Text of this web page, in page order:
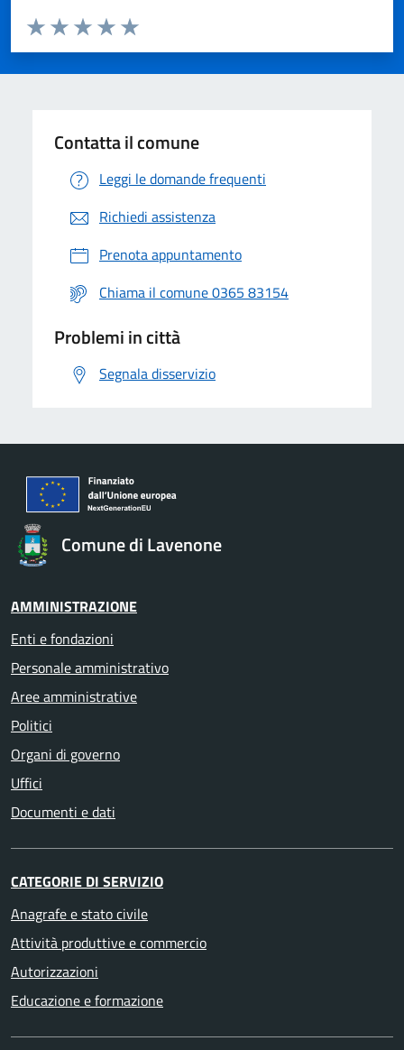
Valuta da 1 a 5 stelle la pagina
Valuta 5 stelle su 5
Valuta 4 stelle su 5
Valuta 3 stelle su 5
Valuta 2 stelle su 5
Valuta 1 stelle su 5
Contatta il comune
Leggi le domande frequenti
Richiedi assistenza
Prenota appuntamento
Chiama il comune 0365 83154
Problemi in città
Segnala disservizio
Comune di Lavenone
AMMINISTRAZIONE
Enti e fondazioni
Personale amministrativo
Aree amministrative
Politici
Organi di governo
Uffici
Documenti e dati
CATEGORIE DI SERVIZIO
Anagrafe e stato civile
Attività produttive e commercio
Autorizzazioni
Educazione e formazione